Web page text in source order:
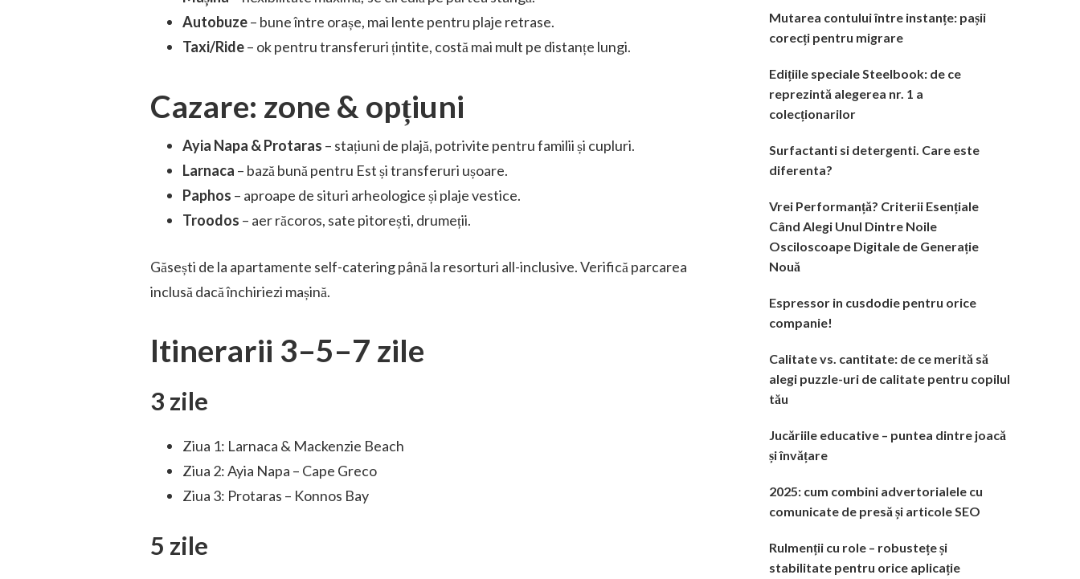
Autobuze– bune între orașe, mai lente pentru plaje retrase.
Taxi/Ride– ok pentru transferuri țintite, costă mai mult pe distanțe lungi.
Cazare: zone & opțiuni
Ayia Napa & Protaras – stațiuni de plajă, potrivite pentru familii și cupluri.
Larnaca – bază bună pentru Est și transferuri ușoare.
Paphos – aproape de situri arheologice și plaje vestice.
Troodos – aer răcoros, sate pitorești, drumeții.
Găsești de la apartamente self-catering până la resorturi all-inclusive. Verifică parcarea
inclusă dacă închiriezi mașină.
Itinerarii 3–5–7 zile
3 zile
Ziua 1: Larnaca & Mackenzie Beach
Ziua 2: Ayia Napa – Cape Greco
Ziua 3: Protaras – Konnos Bay
5 zile
Mutarea contului între instanțe: pașii
corecți pentru migrare
Edițiile speciale Steelbook: de ce
reprezintă alegerea nr. 1 a
colecționarilor
Surfactanti si detergenti. Care este
diferenta?
Vrei Performanță? Criterii Esențiale
Când Alegi Unul Dintre Noile
Osciloscoape Digitale de Generație
Nouă
Espressor in cusdodie pentru orice
companie!
Calitate vs. cantitate: de ce merită să
alegi puzzle-uri de calitate pentru copilul
tău
Jucăriile educative – puntea dintre joacă
și învățare
2025: cum combini advertorialele cu
comunicate de presă și articole SEO
Rulmenții cu role – robustețe și
stabilitate pentru orice aplicație